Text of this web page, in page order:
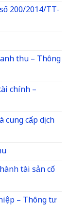
200/2014/TT-
thu – Thông
chính –
cung cấp dịch
tài sản cố
– Thông tư